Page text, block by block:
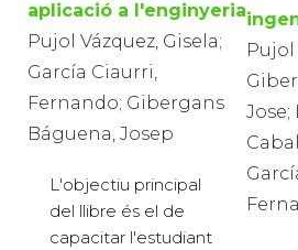
aplicació a l'enginyeria
Pujol Vázquez, Gisela;
García Ciaurri,
Fernando; Gibergans
Báguena, Josep
L'objectiu principal
del llibre és el de
capacitar l'estudiant
Pujol